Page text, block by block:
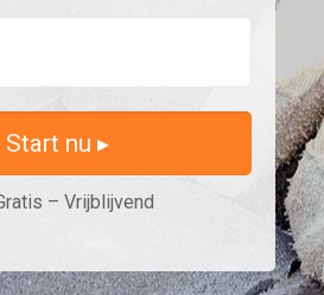
Start nu ▸
– Vrijblijvend